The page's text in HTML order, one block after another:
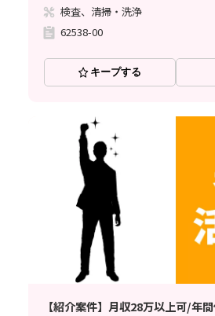
検査、清掃・洗浄
62538-00
キープする
【紹介案件】月収28万以上可/年